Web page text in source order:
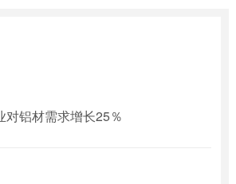
对铝材需求增长25％